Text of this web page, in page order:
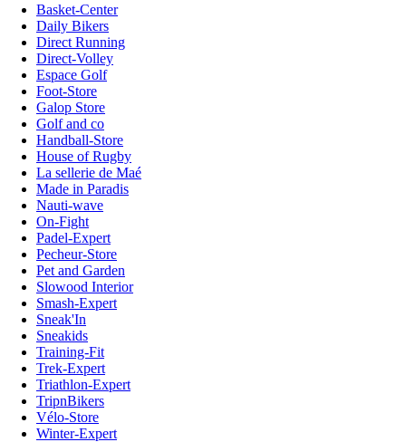
Basket-Center
Daily Bikers
Direct Running
Direct-Volley
Espace Golf
Foot-Store
Galop Store
Golf and co
Handball-Store
House of Rugby
La sellerie de Maé
Made in Paradis
Nauti-wave
On-Fight
Padel-Expert
Pecheur-Store
Pet and Garden
Slowood Interior
Smash-Expert
Sneak'In
Sneakids
Training-Fit
Trek-Expert
Triathlon-Expert
TripnBikers
Vélo-Store
Winter-Expert